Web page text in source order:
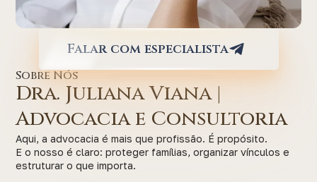
Sobre Nós
Dra. Juliana Viana |
Advocacia e Consultoria
Aqui, a advocacia é mais que profissão. É propósito.
E o nosso é claro: proteger famílias, organizar vínculos e
estruturar o que importa.
Falar com especialista